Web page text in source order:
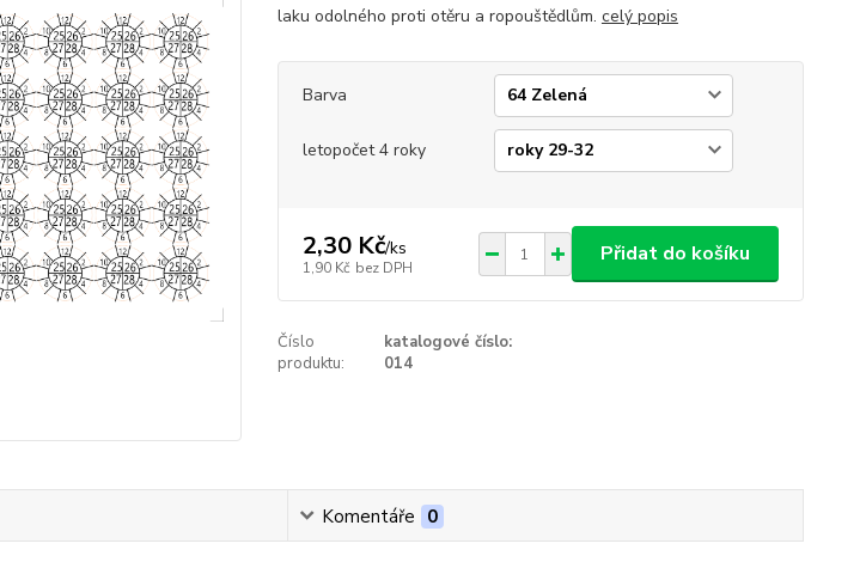
laku odolného proti otěru a ropouštědlům. celý popis
Barva
letopočet 4 roky
2,30 Kč/ks
1,90 Kč bez DPH
Přidat do košíku
Číslo
produktu:
katalogové číslo:
014
Komentáře 0